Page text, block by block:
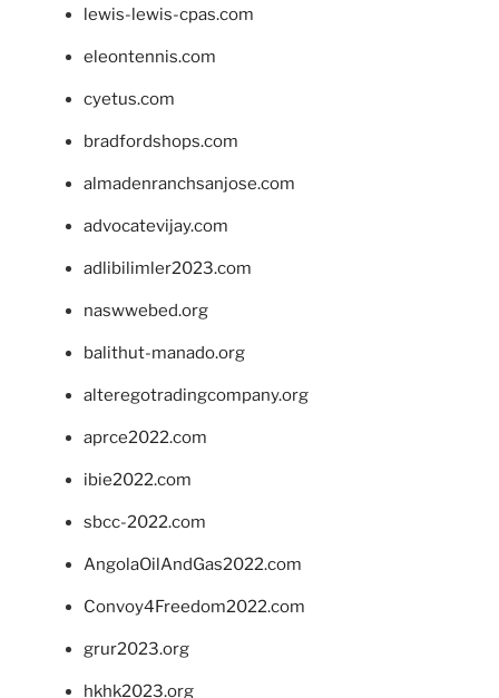
lewis-lewis-cpas.com
eleontennis.com
cyetus.com
bradfordshops.com
almadenranchsanjose.com
advocatevijay.com
adlibilimler2023.com
naswwebed.org
balithut-manado.org
alteregotradingcompany.org
aprce2022.com
ibie2022.com
sbcc-2022.com
AngolaOilAndGas2022.com
Convoy4Freedom2022.com
grur2023.org
hkhk2023.org